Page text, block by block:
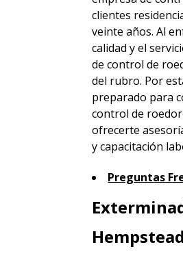
clientes
veinte años. Al
calidad y el
de control de
del rubro. Por
preparado para
control de
ofrecerte
y capacitación
Preguntas